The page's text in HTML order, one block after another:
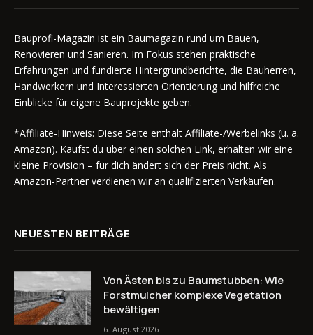
Bauprofi-Magazin ist ein Baumagazin rund um Bauen,
Renovieren und Sanieren. Im Fokus stehen praktische
Erfahrungen und fundierte Hintergrundberichte, die Bauherren,
Handwerkern und Interessierten Orientierung und hilfreiche
Einblicke für eigene Bauprojekte geben.
*Affiliate-Hinweis: Diese Seite enthält Affiliate-/Werbelinks (u. a.
Amazon). Kaufst du über einen solchen Link, erhalten wir eine
kleine Provision – für dich ändert sich der Preis nicht. Als
Amazon-Partner verdienen wir an qualifizierten Verkäufen.
NEUESTEN BEITRÄGE
Von Ästen bis zu Baumstubben: Wie
Forstmulcher komplexe Vegetation
bewältigen
6. August 2026